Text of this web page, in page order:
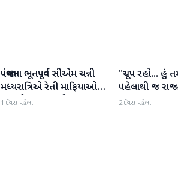
રાજકારણ
પંજાબના ભૂતપૂર્વ સીએમ ચન્ની
મધ્યરાત્રિએ રેતી માફિયાઓ
પર દરોડા પાડવા નીકળ્યા
1 દિવસ પહેલા
રાજકારણ
"ચૂપ રહો... હું
પહેલાથી જ
2 દિવસ પહેલા